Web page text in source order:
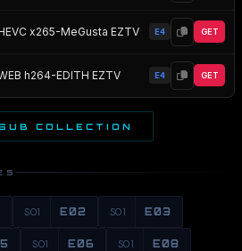
x265-MeGusta EZTV E4 GET
h264-EDITH EZTV E4 GET
COLLECTION
S01 E02 S01 E03
S01 E06 S01 E08